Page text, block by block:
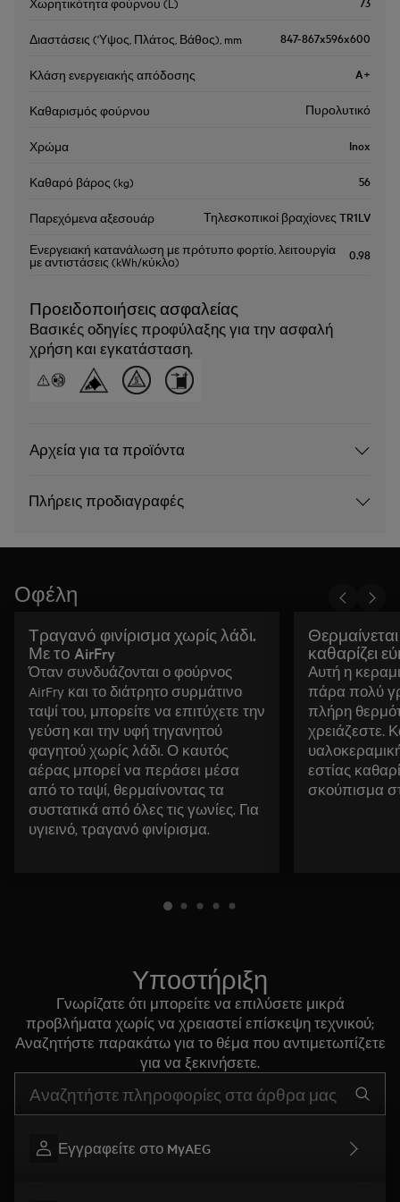
Διαστάσεις ('Υψος, Πλάτος, Βάθος), mm 847-867x596x600
Κλάση ενεργειακής απόδοσης A+
Καθαρισμός φούρνου Πυρολυτικό
Χρώμα Inox
Καθαρό βάρος (kg) 56
Παρεχόμενα αξεσουάρ Τηλεσκοπικοί βραχίονες TR1LV
Ενεργειακή κατανάλωση με πρότυπο φορτίο, λειτουργία
με αντιστάσεις (kWh/κύκλο) 0.98
Προειδοποιήσεις ασφαλείας
Βασικές οδηγίες προφύλαξης για την ασφαλή
χρήση και εγκατάσταση.
Αρχεία για τα προϊόντα
Πλήρεις προδιαγραφές
Οφέλη
Τραγανό φινίρισμα χωρίς λάδι.
Με το AirFry
Όταν συνδυάζονται ο φούρνος
AirFry και το διάτρητο συρμάτινο
ταψί του, μπορείτε να επιτύχετε την
γεύση και την υφή τηγανητού
φαγητού χωρίς λάδι. Ο καυτός
αέρας μπορεί να περάσει μέσα
από το ταψί, θερμαίνοντας τα
συστατικά από όλες τις γωνίες. Για
υγιεινό, τραγανό φινίρισμα.
καθαρίζει
Αυτή η
πάρα πολύ
πλήρη
χρειάζεστε.
εστίας
σκούπισμα
Υποστήριξη
Γνωρίζατε ότι μπορείτε να επιλύσετε μικρά
προβλήματα χωρίς να χρειαστεί επίσκεψη τεχνικού;
Αναζητήστε παρακάτω για το θέμα που αντιμετωπίζετε
για να ξεκινήσετε.
Εγγραφείτε στο MyAEG